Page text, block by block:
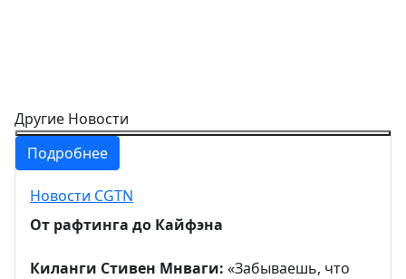
Другие Новости
Подробнее
Новости CGTN
От рафтинга до Кайфэна
Киланги Стивен Мнваги: «Забываешь, что